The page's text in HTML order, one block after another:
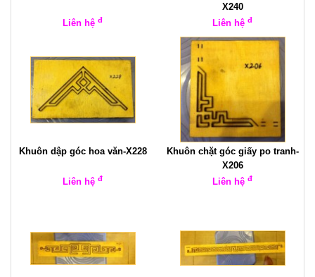
Liên hệ đ
X240
Liên hệ đ
Khuôn dập góc hoa văn-X228
Liên hệ đ
Khuôn chặt góc giấy po tranh-
X206
Liên hệ đ